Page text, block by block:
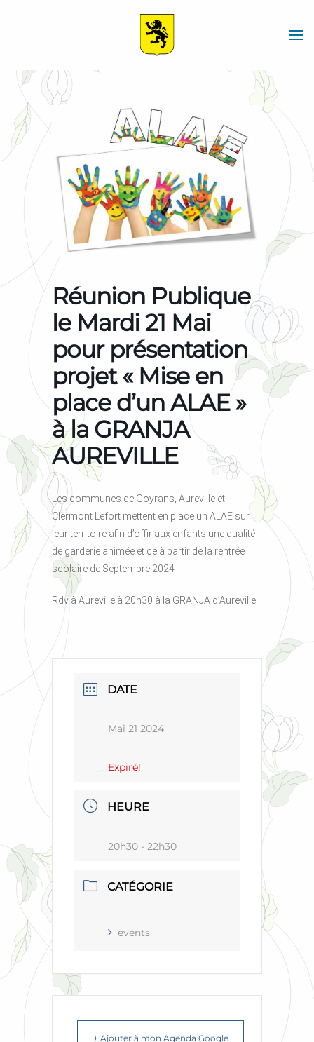
main
content
Réunion Publique
le Mardi 21 Mai
pour présentation
projet « Mise en
place d’un ALAE »
à la GRANJA
AUREVILLE
Les communes de Goyrans, Aureville et
Clermont Lefort mettent en place un ALAE sur
leur territoire afin d’offir aux enfants une qualité
de garderie animée et ce à partir de la rentrée
scolaire de Septembre 2024
Rdv à Aureville à 20h30 à la GRANJA d’Aureville
DATE
Mai 21 2024
Expiré!
HEURE
20h30 - 22h30
CATÉGORIE
events
+ Ajouter à mon Agenda Google